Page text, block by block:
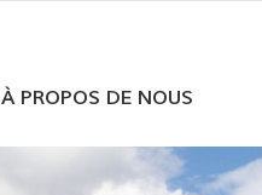
À PROPOS DE NOUS